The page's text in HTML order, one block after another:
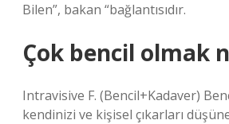
Bilen”, bakan “bağlantısıdır.
Çok bencil olmak
Intravisive F. (Bencil+Kadaver)
kendinizi ve kişisel çıkarları